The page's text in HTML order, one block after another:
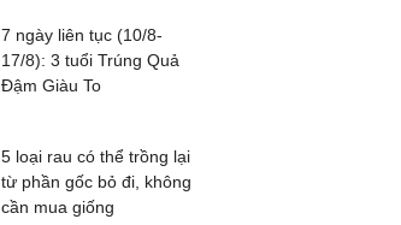
7 ngày liên tục (10/8-
17/8): 3 tuổi Trúng Quả
Đậm Giàu To
5 loại rau có thể trồng lại
từ phần gốc bỏ đi, không
cần mua giống